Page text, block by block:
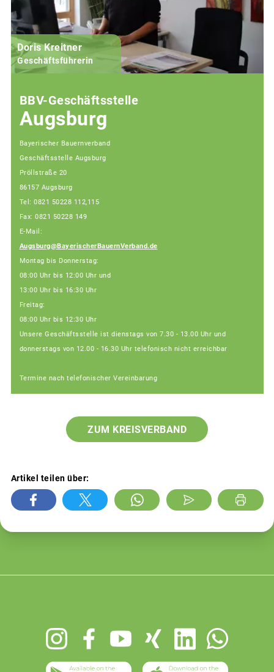
Doris Kreitner
Geschäftsführerin
BBV-Geschäftsstelle
Augsburg
Bayerischer Bauernverband
Geschäftsstelle Augsburg
Pröllstraße 20
86157 Augsburg
Tel: 0821 50228 112,115
Fax: 0821 50228 149
E-Mail:
Augsburg@BayerischerBauernVerband.de
Montag bis Donnerstag:
08:00 Uhr bis 12:00 Uhr und
13:00 Uhr bis 16:30 Uhr
Freitag:
08:00 Uhr bis 12:30 Uhr
Unsere Geschäftsstelle ist dienstags von 7.30 - 13.00 Uhr und
donnerstags von 12.00 - 16.30 Uhr telefonisch nicht erreichbar
Termine nach telefonischer Vereinbarung
ZUM KREISVERBAND
Artikel teilen über: